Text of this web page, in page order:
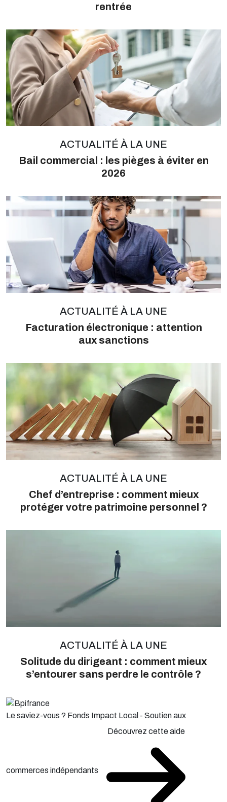
rentrée
ACTUALITÉ À LA UNE
Bail commercial : les pièges à éviter en
2026
ACTUALITÉ À LA UNE
Facturation électronique : attention
aux sanctions
ACTUALITÉ À LA UNE
Chef d’entreprise : comment mieux
protéger votre patrimoine personnel ?
ACTUALITÉ À LA UNE
Solitude du dirigeant : comment mieux
s’entourer sans perdre le contrôle ?
Le saviez-vous ? Fonds Impact Local - Soutien aux
commerces indépendants
Découvrez cette aide